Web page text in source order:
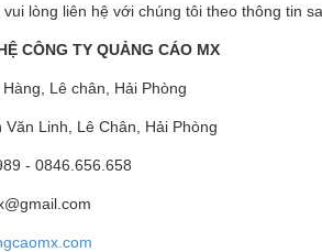
vui lòng liên hệ với chúng tôi theo thông tin
CÔNG TY QUẢNG CÁO MX
Lê chân, Hải Phòng
Linh, Lê Chân, Hải Phòng
- 0846.656.658